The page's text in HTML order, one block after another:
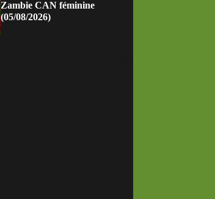
Zambie CAN féminine
(05/08/2026)